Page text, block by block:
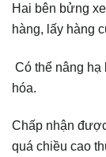
Hai bên bửng
hàng, lấy hàng
Có thể nâng hạ
hóa.
Chấp nhận
quá chiều cao